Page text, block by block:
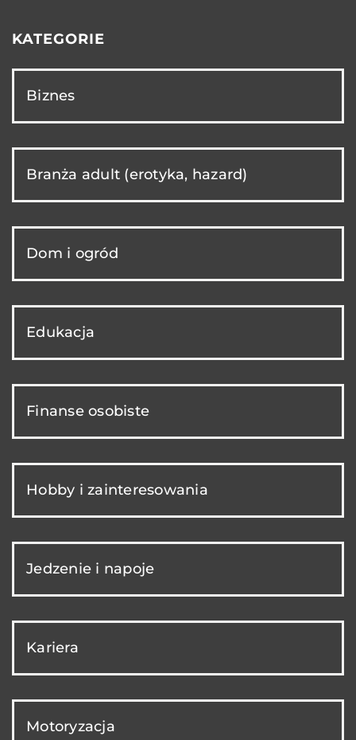
KATEGORIE
Biznes
Branża adult (erotyka, hazard)
Dom i ogród
Edukacja
Finanse osobiste
Hobby i zainteresowania
Jedzenie i napoje
Kariera
Motoryzacja